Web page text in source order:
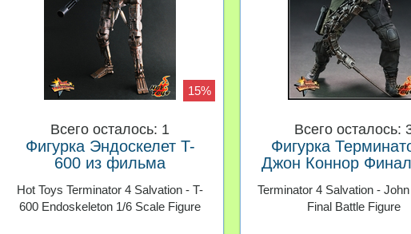
15%
Всего осталось: 1
Фигурка Эндоскелет T-
600 из фильма
спаситель Hot Toys
Hot Toys Terminator 4 Salvation - T-
600 Endoskeleton 1/6 Scale Figure
Всего осталось:
Фигурка
Джон Коннор
Terminator 4 Salvation -
Final Battle Figure